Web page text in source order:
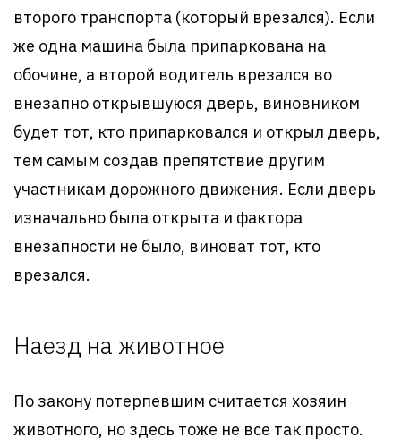
второго транспорта (который врезался). Если
же одна машина была припаркована на
обочине, а второй водитель врезался во
внезапно открывшуюся дверь, виновником
будет тот, кто припарковался и открыл дверь,
тем самым создав препятствие другим
участникам дорожного движения. Если дверь
изначально была открыта и фактора
внезапности не было, виноват тот, кто
врезался.
Наезд на животное
По закону потерпевшим считается хозяин
животного, но здесь тоже не все так просто.